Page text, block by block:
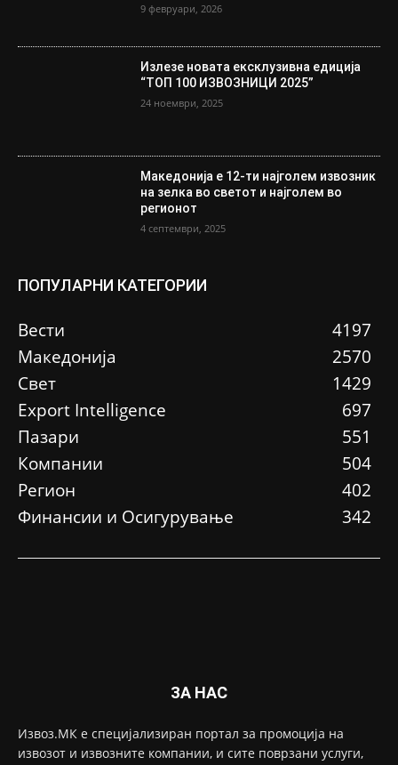
9 февруари, 2026
Излезе новата ексклузивна едиција
“ТОП 100 ИЗВОЗНИЦИ 2025”
24 ноември, 2025
Македонија е 12-ти најголем извозник
на зелка во светот и најголем во
регионот
4 септември, 2025
ПОПУЛАРНИ КАТЕГОРИИ
Вести
4197
Македонија
2570
Свет
1429
Еxport Intelligence
697
Пазари
551
Компании
504
Регион
402
Финансии и Осигурување
342
ЗА НАС
Извоз.МК е специјализиран портал за промоција на
извозот и извозните компании, и сите поврзани услуги,